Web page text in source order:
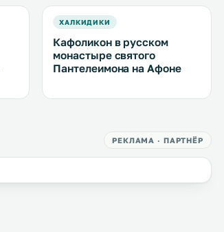
ХАЛКИДИКИ
Кафоликон в русском
монастыре святого
Пантелеимона на Афоне
РЕКЛАМА · ПАРТНЁР